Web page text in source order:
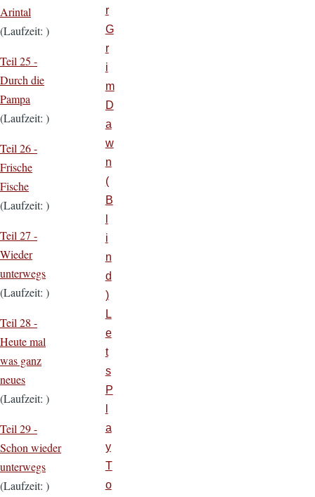
Arintal
(Laufzeit: )
Teil 25 -
Durch die
Pampa
(Laufzeit: )
Teil 26 -
Frische
Fische
(Laufzeit: )
Teil 27 -
Wieder
unterwegs
(Laufzeit: )
Teil 28 -
Heute mal
was ganz
neues
(Laufzeit: )
Teil 29 -
Schon wieder
unterwegs
(Laufzeit: )
r
G
r
i
m
D
a
w
n
(
B
i
n
d
)
L
e
t
s
P
a
y
T
o